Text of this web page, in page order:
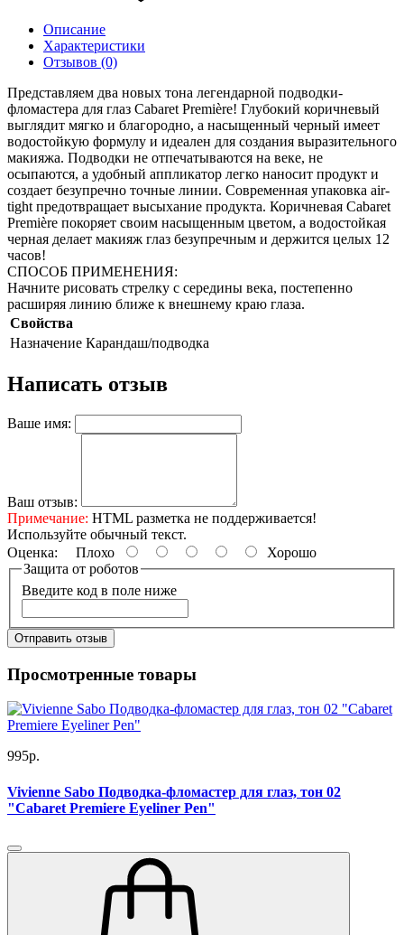
Описание
Характеристики
Отзывов (0)
Представляем два новых тона легендарной подводки-
фломастера для глаз Cabaret Première! Глубокий коричневый
выглядит мягко и благородно, а насыщенный черный имеет
водостойкую формулу и идеален для создания выразительного
макияжа. Подводки не отпечатываются на веке, не
осыпаются, а удобный аппликатор легко наносит продукт и
создает безупречно точные линии. Cовременная упаковка air-
tight предотвращает высыхание продукта. Коричневая Cabaret
Première покоряет своим насыщенным цветом, а водостойкая
черная делает макияж глаз безупречным и держится целых 12
часов!
СПОСОБ ПРИМЕНЕНИЯ:
Начните рисовать стрелку с середины века, постепенно
расширяя линию ближе к внешнему краю глаза.
Свойства
Назначение Карандаш/подводка
Написать отзыв
Ваше имя:
Ваш отзыв:
Примечание: HTML разметка не поддерживается!
Используйте обычный текст.
Оценка: Плохо
Хорошо
Защита от роботов
Введите код в поле ниже
Отправить отзыв
Просмотренные товары
995р.
Vivienne Sabo Подводка-фломастер для глаз, тон 02
"Cabaret Premiere Eyeliner Pen"